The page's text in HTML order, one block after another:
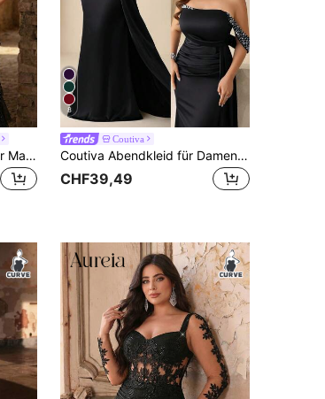
Aureia Eleganter, luxuriöser Maxirock in Große Größen mit Stickerei, Fischgrätensteppung, Pailletten und Mesh-Patchwork, mit Schlitz, geeignet für Hochzeiten, Veranstaltungen, Partys, Urlaub, Galas (starke Verzierung)
8
Coutiva
Coutiva Abendkleid für Damen Große Größen mit Patchwork-Optik und Perlendekor, elegantes Abendkleid (stark verziert)
CHF39,49